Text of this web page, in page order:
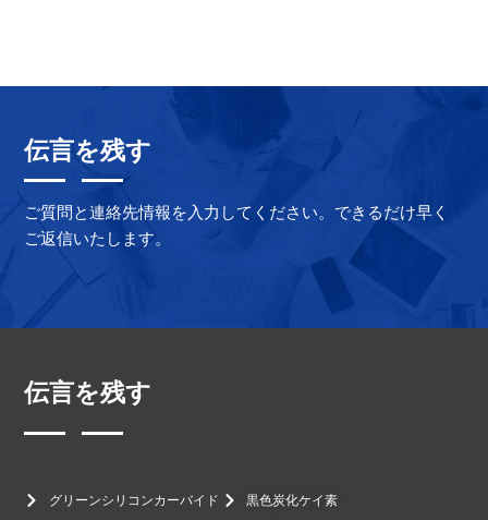
伝言を残す
ご質問と連絡先情報を入力してください。できるだけ早く
ご返信いたします。
伝言を残す
グリーンシリコンカーバイド 黒色炭化ケイ素